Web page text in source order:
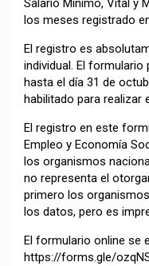
Salario Mínimo, Vital y
los meses registrado
El registro es
individual. El
hasta el día 31 de
habilitado para realizar
El registro en este
Empleo y Economía
los organismos
no representa el
primero los
los datos, pero es
El formulario online se
https://forms.gle/